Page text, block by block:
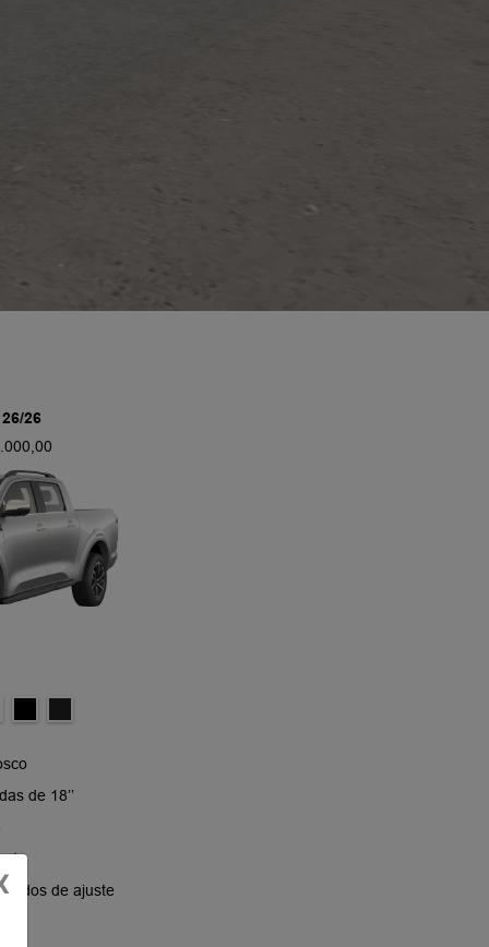
26
de 18’’​
de ajuste